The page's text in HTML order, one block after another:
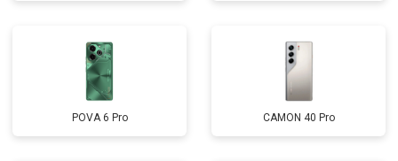
POVA 6 Pro CAMON 40 Pro